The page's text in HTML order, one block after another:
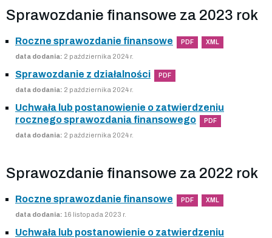
Sprawozdanie finansowe za 2023 rok
Roczne sprawozdanie finansowe PDF XML
data dodania: 2 października 2024 r.
Sprawozdanie z działalności PDF
data dodania: 2 października 2024 r.
Uchwała lub postanowienie o zatwierdzeniu
rocznego sprawozdania finansowego
PDF
data dodania: 2 października 2024 r.
Sprawozdanie finansowe za 2022 rok
Roczne sprawozdanie finansowe PDF XML
data dodania: 16 listopada 2023 r.
Uchwała lub postanowienie o zatwierdzeniu